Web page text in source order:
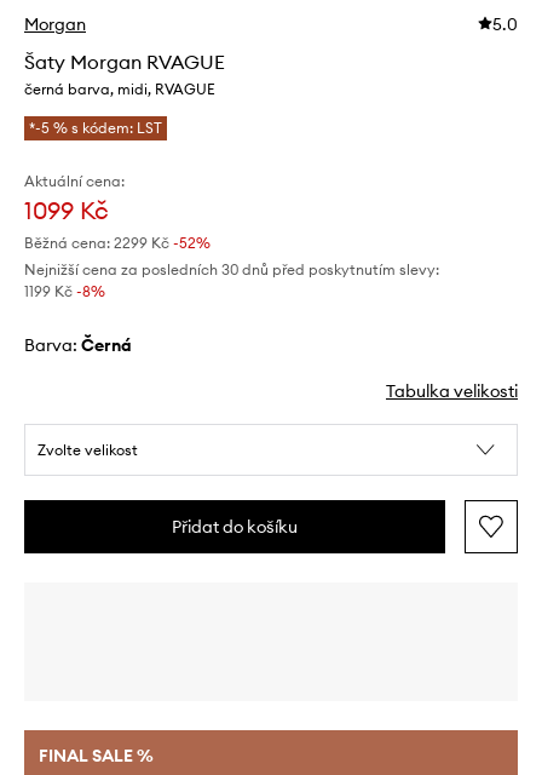
Morgan 5.0
Šaty Morgan RVAGUE
černá barva, midi, RVAGUE
*-5 % s kódem: LST
Aktuální cena:
1099 Kč
Běžná cena: 2299 Kč -52%
Nejnižší cena za posledních 30 dnů před poskytnutím slevy:
1199 Kč -8%
Barva: černá
Tabulka velikosti
Zvolte velikost
Přidat do košíku
FINAL SALE %